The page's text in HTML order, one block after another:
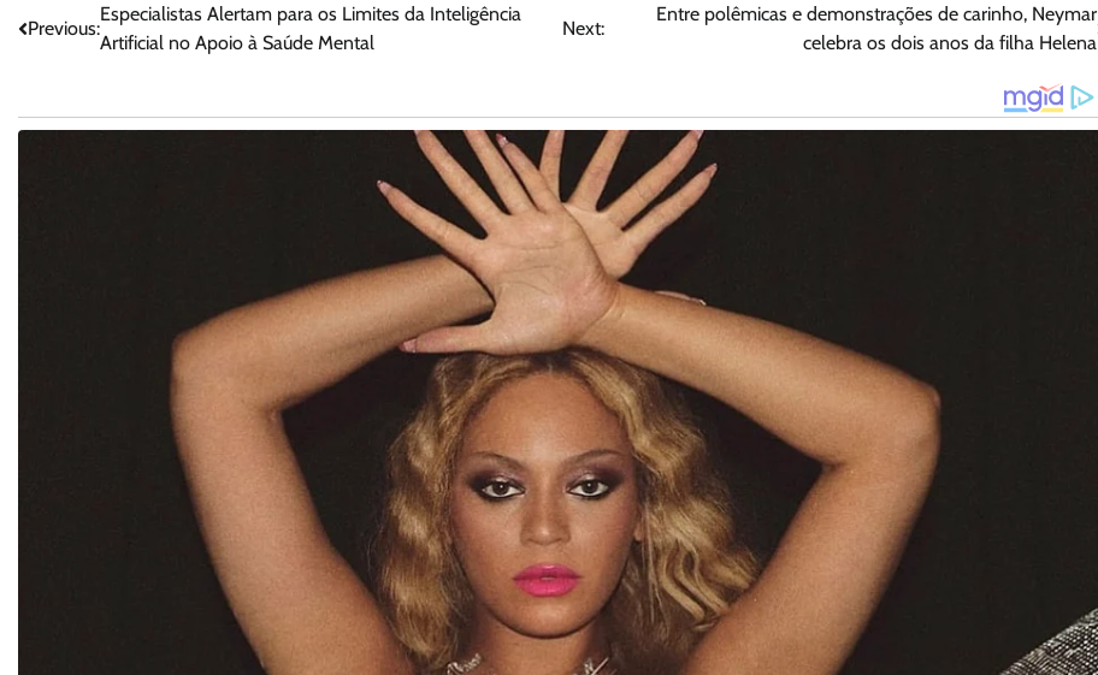
Navegação
Previous:
Especialistas Alertam para os Limites da Inteligência
Artificial no Apoio à Saúde Mental
Next:
Entre polêmicas e demonstrações de carinho, Neymar
celebra os dois anos da filha Helena